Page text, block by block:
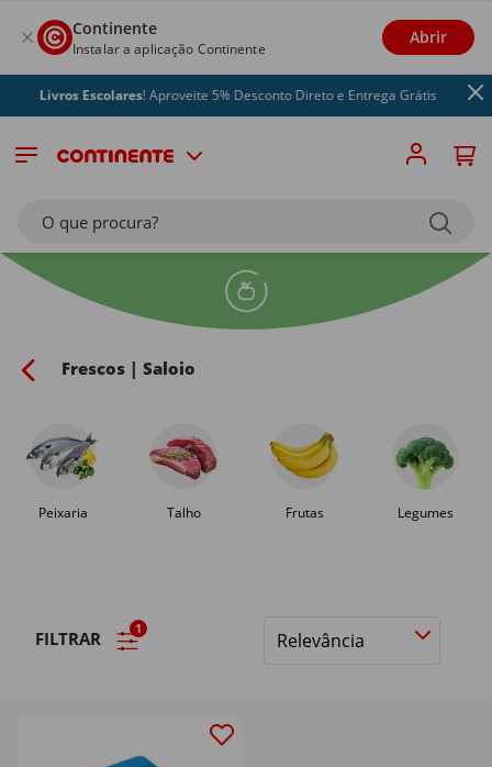
Continente
Instalar a aplicação Continente
Abrir
Livros Escolares! Aproveite 5% Desconto Direto e Entrega Grátis
O que procura?
Frescos | Saloio
Peixaria Talho Frutas Legumes
FILTRAR 1
Ordenar